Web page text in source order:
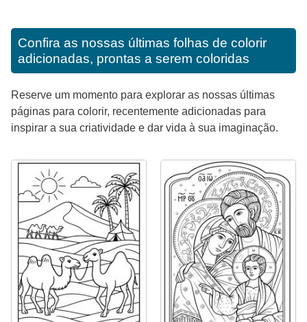
Confira as nossas últimas folhas de colorir
adicionadas, prontas a serem coloridas
Reserve um momento para explorar as nossas últimas
páginas para colorir, recentemente adicionadas para
inspirar a sua criatividade e dar vida à sua imaginação.